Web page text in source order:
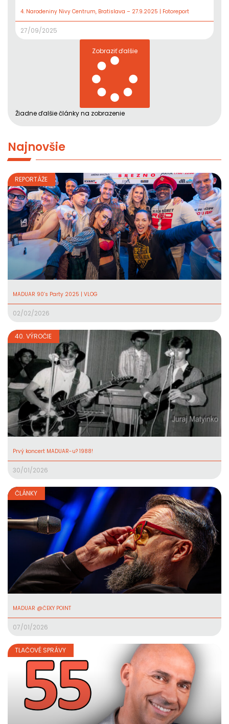
4. Narodeniny Nivy Centrum, Bratislava – 27.9.2025 | Fotoreport
27/09/2025
Zobraziť ďalšie
Žiadne ďalšie články na zobrazenie
Najnovšie
REPORTÁŽE
MADUAR 90’s Party 2025 | VLOG
02/02/2026
40. VÝROČIE
Prvý koncert MADUAR-u? 1988!
30/01/2026
ČLÁNKY
MADUAR @ČEKY POINT
07/01/2026
TLAČOVÉ SPRÁVY